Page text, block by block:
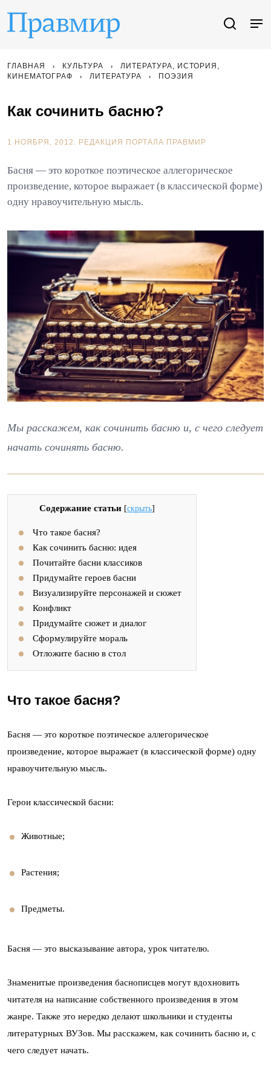
ГЛАВНАЯ КУЛЬТУРА
ЛИТЕРАТУРА, ИСТОРИЯ,
КИНЕМАТОГРАФ
ЛИТЕРАТУРА ПОЭЗИЯ
Как сочинить басню?
1 НОЯБРЯ, 2012. РЕДАКЦИЯ ПОРТАЛА ПРАВМИР
Басня — это короткое поэтическое аллегорическое
произведение, которое выражает (в классической форме)
одну нравоучительную мысль.
Мы расскажем, как сочинить басню и, с чего следует
начать сочинять басню.
Содержание статьи [скрыть]
Что такое басня?
Как сочинить басню: идея
Почитайте басни классиков
Придумайте героев басни
Визуализируйте персонажей и сюжет
Конфликт
Придумайте сюжет и диалог
Сформулируйте мораль
Отложите басню в стол
Что такое басня?
Басня — это короткое поэтическое аллегорическое
произведение, которое выражает (в классической форме) одну
нравоучительную мысль.
Герои классической басни:
Животные;
Растения;
Предметы.
Басня — это высказывание автора, урок читателю.
Знаменитые произведения баснописцев могут вдохновить
читателя на написание собственного произведения в этом
жанре. Также это нередко делают школьники и студенты
литературных ВУЗов. Мы расскажем, как сочинить басню и, с
чего следует начать.